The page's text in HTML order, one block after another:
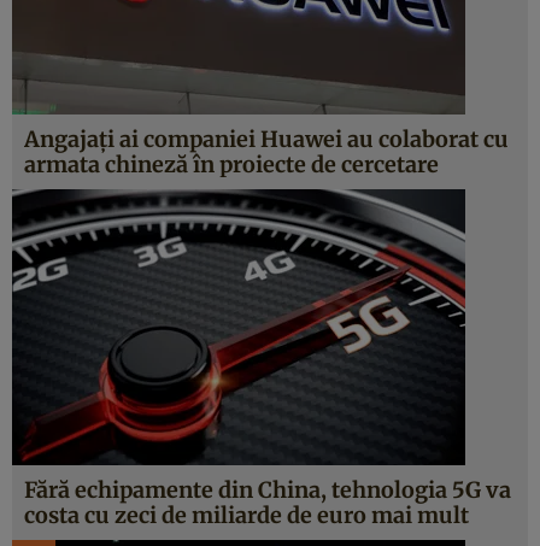
Angajaţi ai companiei Huawei au colaborat cu
armata chineză în proiecte de cercetare
Fără echipamente din China, tehnologia 5G va
costa cu zeci de miliarde de euro mai mult